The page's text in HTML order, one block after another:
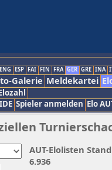
ENG ESP FAI FIN FRA GER GRE INA
Galerie Meldekartei
Spieler anmelden Elo
AUT-Elolisten
6.936